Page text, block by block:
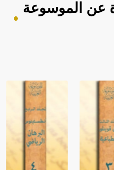
عن الموسوعة